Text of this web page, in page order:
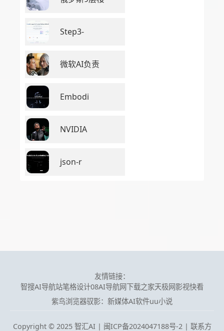
Step3-
微软AI负责
Embodi
NVIDIA
json-r
友情链接：
智搜AI导航站笔格设计08AI导航网下载之家天极网影视快看
紫鸟浏览器驭影：新媒体AI软件uu小说
Copyright © 2025 智汇AI | 闽ICP备2024047188号-2 | 联系方